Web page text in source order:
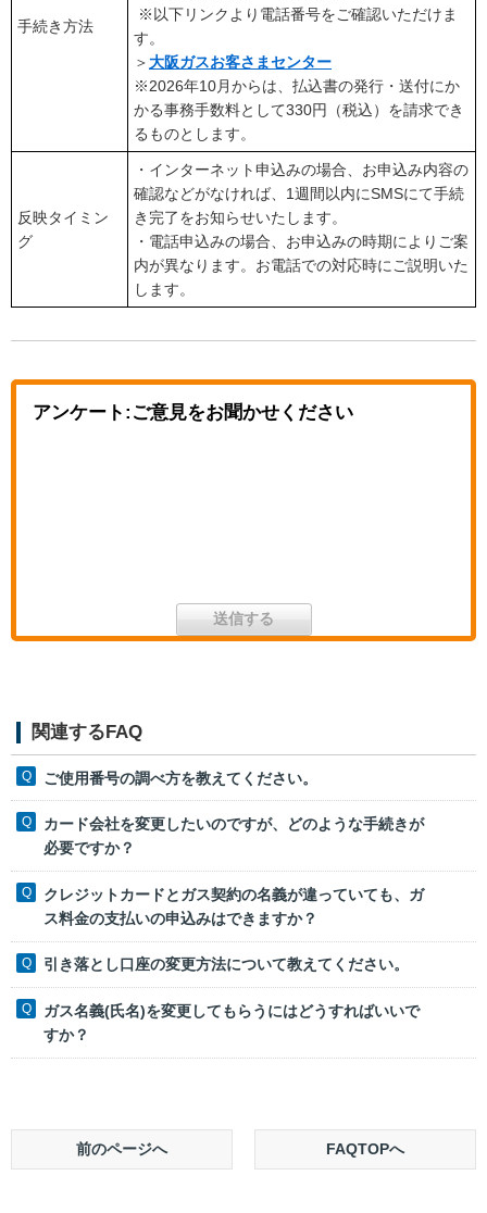
手続き方法
※以下リンクより電話番号をご確認いただけま
す。
＞大阪ガスお客さまセンター
※2026年10月からは、払込書の発行・送付にか
かる事務手数料として330円（税込）を請求でき
るものとします。
反映タイミン
グ
・インターネット申込みの場合、お申込み内容の
確認などがなければ、1週間以内にSMSにて手続
き完了をお知らせいたします。
・電話申込みの場合、お申込みの時期によりご案
内が異なります。お電話での対応時にご説明いた
します。
アンケート:ご意見をお聞かせください
関連するFAQ
ご使用番号の調べ方を教えてください。
カード会社を変更したいのですが、どのような手続きが
必要ですか？
クレジットカードとガス契約の名義が違っていても、ガ
ス料金の支払いの申込みはできますか？
引き落とし口座の変更方法について教えてください。
ガス名義(氏名)を変更してもらうにはどうすればいいで
すか？
前のページへ FAQTOPへ